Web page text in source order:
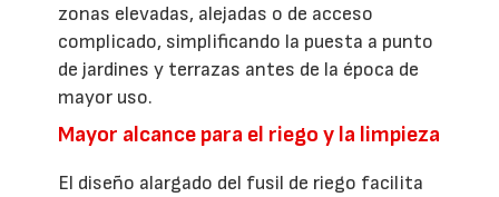
zonas elevadas, alejadas o de acceso
complicado, simplificando la puesta a punto
de jardines y terrazas antes de la época de
mayor uso.
Mayor alcance para el riego y la limpieza
El diseño alargado del fusil de riego facilita